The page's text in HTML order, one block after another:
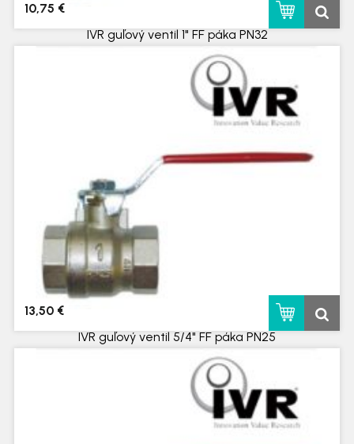
IVR guľový ventil 1" FF páka PN32
skladom
10,75 €
IVR guľový ventil 5/4" FF páka PN25
skladom
13,50 €